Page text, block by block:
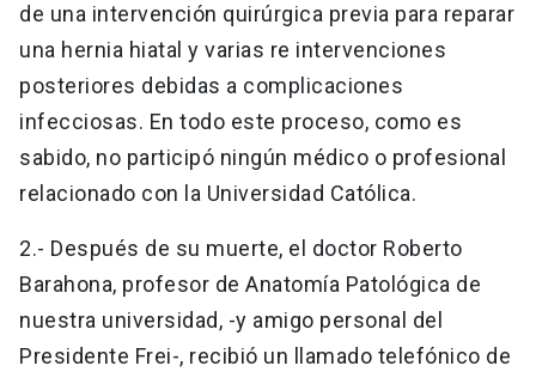
de una intervención quirúrgica previa para reparar
una hernia hiatal y varias re intervenciones
posteriores debidas a complicaciones
infecciosas. En todo este proceso, como es
sabido, no participó ningún médico o profesional
relacionado con la Universidad Católica.
2.- Después de su muerte, el doctor Roberto
Barahona, profesor de Anatomía Patológica de
nuestra universidad, -y amigo personal del
Presidente Frei-, recibió un llamado telefónico de